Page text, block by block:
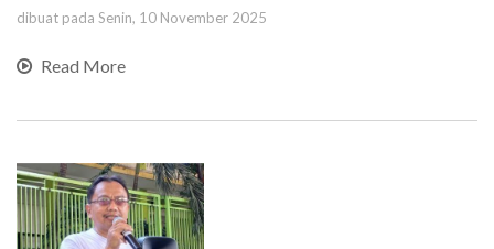
dibuat pada Senin, 10 November 2025
Read More